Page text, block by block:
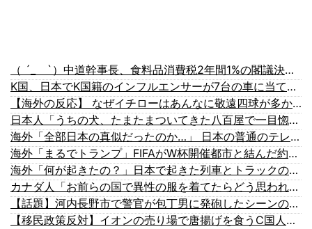
（ ´_ゝ`）中道幹事長、食料品消費税2年間1%の閣議決定を批判 → 記者「中道改革連合は食料品消費税ゼロを公約に掲げていたが？」→ 階猛氏「
K国、日本でK国籍のインフルエンサーが7台の車に当て逃げして逮捕されたのに「また日本は嫌韓しようとしている」と決めつけて責任転嫁
【海外の反応】 なぜイチローはあんなに敬遠四球が多かったの？「45歳引退で通算打率.311の突然変異だぞ」
日本人「うちの犬、たまたまついてきた八百屋で一目惚れしたっぽい」【タイ人の反応】
海外「全部日本の真似だったのか…」 日本の普通のテレビ番組が最新SNSの数十年先を行っていたと話題に
海外「まるでトランプ」FIFAがW杯開催都市と結んだ約束を守らないことに海外大騒ぎ！（海外の反応）
海外「何が起きたの？」日本で起きた列車とトラックの衝突事故に海外びっくり仰天！（海外の反応）
カナダ人「お前らの国で異性の服を着てたらどう思われる？」
【話題】河内長野市で警官が包丁男に発砲したシーンのモザ無し映像が公開される。
【移民政策反対】イオンの売り場で唐揚げを食うC国人の子供